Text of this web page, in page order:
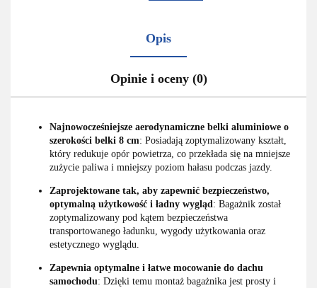
Opis
Opinie i oceny (0)
Najnowocześniejsze aerodynamiczne belki aluminiowe o
szerokości belki 8 cm: Posiadają zoptymalizowany kształt,
który redukuje opór powietrza, co przekłada się na mniejsze
zużycie paliwa i mniejszy poziom hałasu podczas jazdy.
Zaprojektowane tak, aby zapewnić bezpieczeństwo,
optymalną użytkowość i ładny wygląd : Bagażnik został
zoptymalizowany pod kątem bezpieczeństwa
transportowanego ładunku, wygody użytkowania oraz
estetycznego wyglądu.
Zapewnia optymalne i łatwe mocowanie do dachu
samochodu: Dzięki temu montaż bagażnika jest prosty i